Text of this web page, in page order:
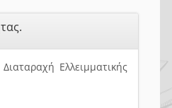
Ελλειμματικής